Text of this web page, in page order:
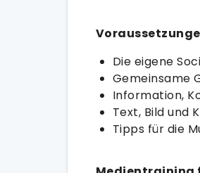
Die eigene
Gemeinsame
Information,
Text, Bild und
Tipps für die